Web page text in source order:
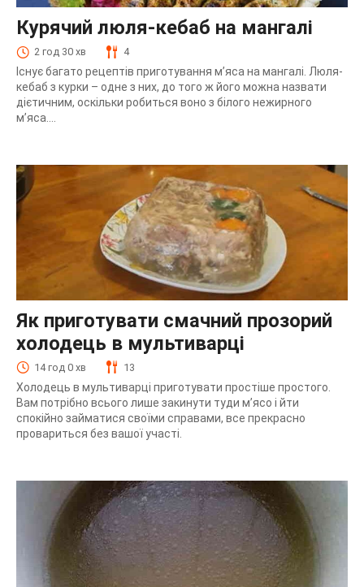
Курячий люля-кебаб на мангалі
2 год 30 хв 4
Існує багато рецептів приготування м’яса на мангалі. Люля-
кебаб з курки – одне з них, до того ж його можна назвати
дієтичним, оскільки робиться воно з білого нежирного
м’яса....
Як приготувати смачний прозорий
холодець в мультиварці
14 год 0 хв 13
Холодець в мультиварці приготувати простіше простого.
Вам потрібно всього лише закинути туди м’ясо і йти
спокійно займатися своїми справами, все прекрасно
провариться без вашої участі.